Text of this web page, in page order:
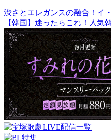
渋さとエレガンスの融合！イ
【韓国】迷ったらこれ！人気